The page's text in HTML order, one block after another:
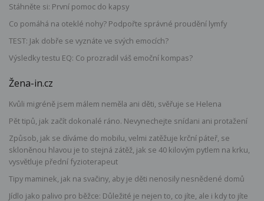
Stáhněte si: První pomoc do kapsy
Co pomáhá na oteklé nohy? Podpořte správné proudění lymfy
TEST: Jak dobře se vyznáte ve svých emocích?
Výsledky testu EQ: Co prozradil váš emoční kompas?
Žena-in.cz
Kvůli migréně jsem málem neměla ani děti, svěřuje se Helena
Pět tipů, jak začít dokonalé ráno. Nevynechejte snídani ani protažení
Způsob, jak se díváme do mobilu, velmi zatěžuje krční páteř, se
skloněnou hlavou je to stejná zátěž, jak se 40 kilovým pytlem na krku,
vysvětluje přední fyzioterapeut
Tipy maminek, jak na svačiny, aby je děti nenosily nesnědené domů
Jídlo jako palivo pro běžce: Důležité je nejen to, co jíte, ale i kdy to jíte